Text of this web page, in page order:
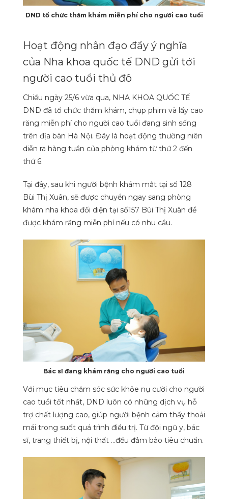
DND tổ chức thăm khám miễn phí cho người cao tuổi
Hoạt động nhân đạo đầy ý nghĩa
của Nha khoa quốc tế DND gửi tới
người cao tuổi thủ đô
Chiều ngày 25/6 vừa qua, NHA KHOA QUỐC TẾ
DND đã tổ chức thăm khám, chụp phim và lấy cao
răng miễn phí cho người cao tuổi đang sinh sống
trên địa bàn Hà Nội. Đây là hoạt động thường niên
diễn ra hàng tuần của phòng khám từ thứ 2 đến
thứ 6.
Tại đây, sau khi người bệnh khám mắt tại số 128
Bùi Thị Xuân, sẽ được chuyển ngay sang phòng
khám nha khoa đối diện tại số157 Bùi Thị Xuân để
được khám răng miễn phí nếu có nhu cầu.
Bác sĩ đang khám răng cho người cao tuổi
Với mục tiêu chăm sóc sức khỏe nụ cười cho người
cao tuổi tốt nhất, DND luôn có những dịch vụ hỗ
trợ chất lượng cao, giúp người bệnh cảm thấy thoải
mái trong suốt quá trình điều trị. Từ đội ngũ y, bác
sĩ, trang thiết bị, nội thất …đều đảm bảo tiêu chuẩn.